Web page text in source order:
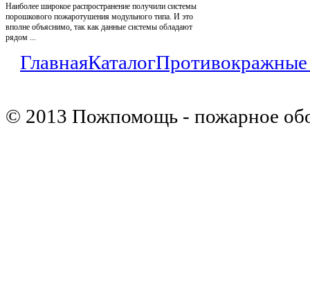
Наиболее широкое распространение получили системы
порошкового пожаротушения модульного типа. И это
вполне объяснимо, так как данные системы обладают
рядом ...
ГлавнаяКаталог
© 2013 Пожпомощь - пожарное